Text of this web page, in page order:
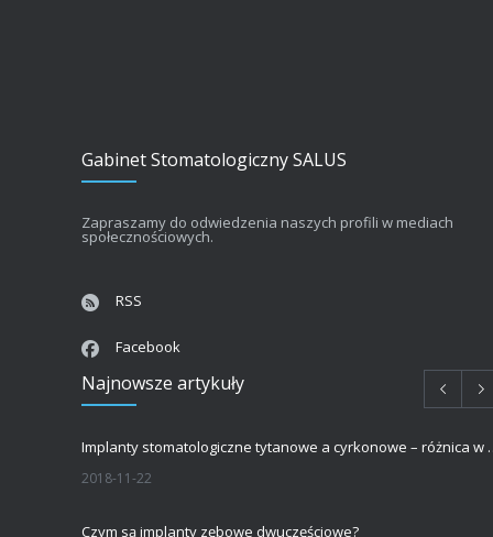
Gabinet Stomatologiczny SALUS
Zapraszamy do odwiedzenia naszych profili w mediach
społecznościowych.
RSS
Facebook
Najnowsze artykuły
Implanty
2018-11-22
Czym są implanty zębowe dwuczęściowe?